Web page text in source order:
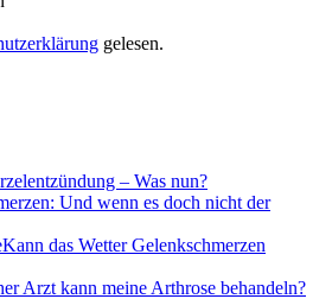
gelesen.
– Was nun?
Und wenn es doch nicht der
Kann das Wetter Gelenkschmerzen
Arzt kann meine Arthrose behandeln?